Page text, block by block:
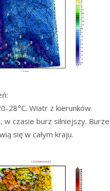
28°C. Wiatr z kierunków
w czasie burz silniejszy. Burze
się w całym kraju.